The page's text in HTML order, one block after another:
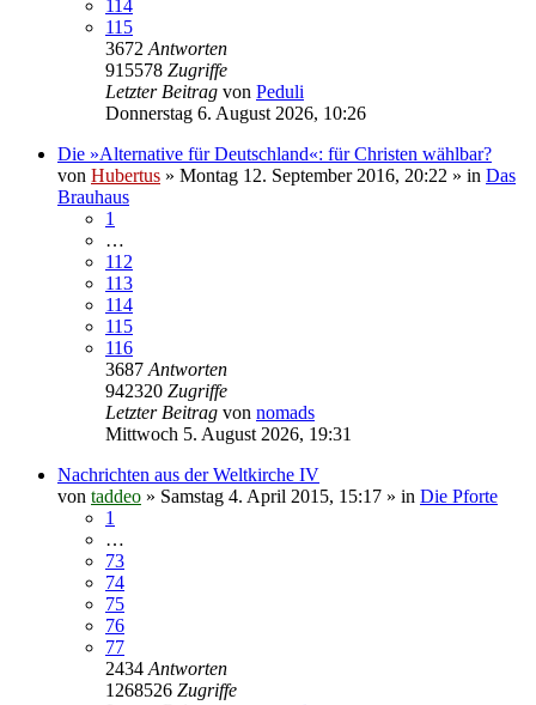
114
115
3672 Antworten
915578 Zugriffe
Letzter Beitrag von Peduli
Donnerstag 6. August 2026, 10:26
Die »Alternative für Deutschland«: für Christen wählbar?
von Hubertus » Montag 12. September 2016, 20:22 » in Das
Brauhaus
1
…
112
113
114
115
116
3687 Antworten
942320 Zugriffe
Letzter Beitrag von nomads
Mittwoch 5. August 2026, 19:31
Nachrichten aus der Weltkirche IV
von taddeo » Samstag 4. April 2015, 15:17 » in Die Pforte
1
…
73
74
75
76
77
2434 Antworten
1268526 Zugriffe